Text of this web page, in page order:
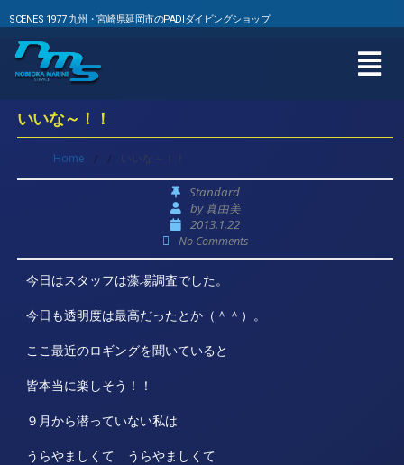
SCENES 1977 九州・宮崎県延岡市のPADIダイビングショップ
いいな～！！
Home / / いいな～！！
Standard
by真由美
2013.1.22
No Comments
今日はスタッフは藻場調査でした。
今日も透明度は最高だったとか（＾＾）。
ここ最近のロギングを聞いていると
皆本当に楽しそう！！
９月から潜っていない私は
うらやましくて うらやましくて